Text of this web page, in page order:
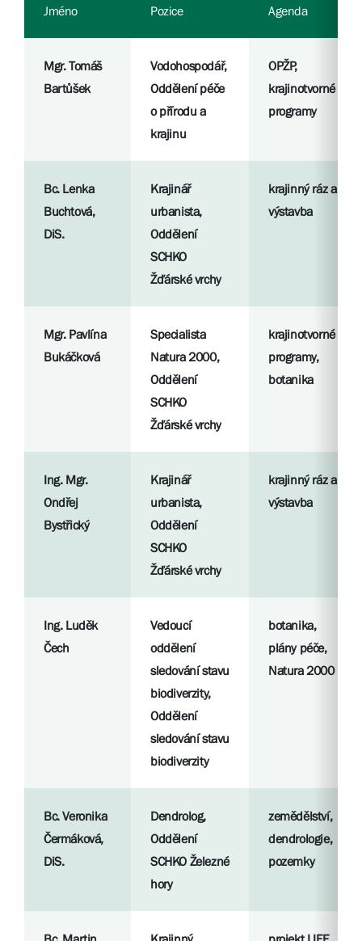
Jméno Pozice Agenda
Mgr. Tomáš
Bartůšek
Vodohospodář,
Oddělení péče
o přírodu a
krajinu
OPŽP,
krajinotvorné
programy
Bc. Lenka
Buchtová,
DiS.
Krajinář
urbanista,
Oddělení
SCHKO
Žďárské vrchy
krajinný ráz a
výstavba
Mgr. Pavlína
Bukáčková
Specialista
Natura 2000,
Oddělení
SCHKO
Žďárské vrchy
krajinotvorné
programy,
botanika
Ing. Mgr.
Ondřej
Bystřický
Krajinář
urbanista,
Oddělení
SCHKO
Žďárské vrchy
krajinný ráz a
výstavba
Ing. Luděk
Čech
Vedoucí
oddělení
sledování stavu
biodiverzity,
Oddělení
sledování stavu
biodiverzity
botanika,
plány péče,
Natura 2000
Bc. Veronika
Čermáková,
DiS.
Dendrolog,
Oddělení
SCHKO Železné
hory
zemědělství,
dendrologie,
pozemky